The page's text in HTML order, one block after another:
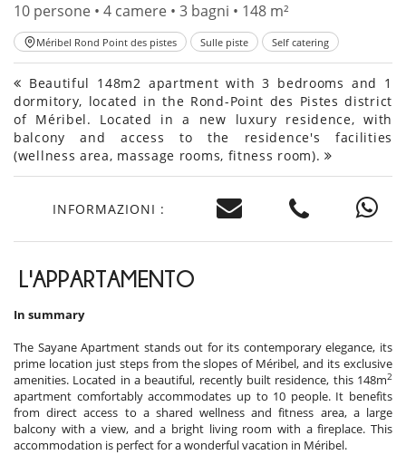
10 persone • 4 camere • 3 bagni • 148 m²
Méribel Rond Point des pistes Sulle piste Self catering
Beautiful 148m2 apartment with 3 bedrooms and 1
dormitory, located in the Rond-Point des Pistes district
of Méribel. Located in a new luxury residence, with
balcony and access to the residence's facilities
(wellness area, massage rooms, fitness room).
INFORMAZIONI :
L'APPARTAMENTO
In summary
The Sayane Apartment stands out for its contemporary elegance, its
prime location just steps from the slopes of Méribel, and its exclusive
amenities. Located in a beautiful, recently built residence, this 148m2
apartment comfortably accommodates up to 10 people. It benefits
from direct access to a shared wellness and fitness area, a large
balcony with a view, and a bright living room with a fireplace. This
accommodation is perfect for a wonderful vacation in Méribel.